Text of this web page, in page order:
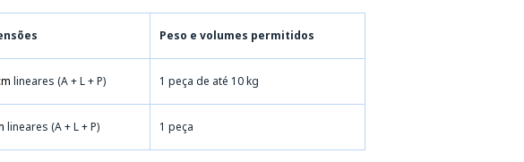
Peso e volumes permitidos
lineares (A + L + P) 1 peça de até 10 kg
lineares (A + L + P) 1 peça